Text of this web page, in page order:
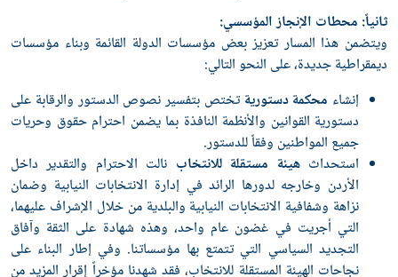
ثانياً: محطات الإنجاز المؤسسي:
ويتضمن هذا المسار تعزيز بعض مؤسسات الدولة القائمة وبناء مؤسسات
ديمقراطية جديدة، على النحو التالي:
إنشاء محكمة دستوريةتختص بتفسير نصوص الدستور والرقابة على
دستورية القوانين والأنظمة النافذة بما يضمن احترام حقوق وحريات
جميع المواطنين وفقاً للدستور.
استحداثهيئة مستقلة للانتخاب نالت الاحترام والتقدير داخل
الأردن وخارجه لدورها الرائد في إدارة الانتخابات النيابية وضمان
نزاهة وشفافية الانتخابات النيابية والبلدية من خلال الإشراف عليهما،
التي أجريت في غضون عام واحد، وهذه شهادة على الثقة وآفاق
التجديد السياسي التي تتمتع بها مؤسساتنا. وفي إطار البناء على
نجاحات الهيئة المستقلة للانتخاب، فقد شهدنا مؤخراً إقرار المزيد من